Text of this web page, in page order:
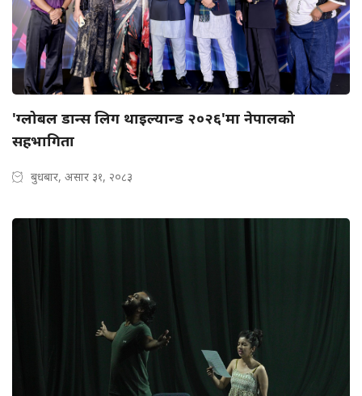
'ग्लोबल डान्स लिग थाइल्यान्ड २०२६'मा नेपालको
सहभागिता
बुधबार, असार ३१, २०८३